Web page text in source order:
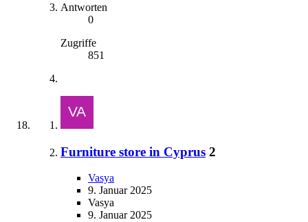
Antworten
0
Zugriffe
851
Furniture store in Cyprus 2
Vasya
9. Januar 2025
Vasya
9. Januar 2025